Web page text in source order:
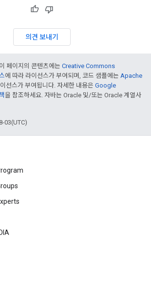
의견 보내기
페이지의 콘텐츠에는 Creative Commons
에 따라 라이선스가 부여되며, 코드 샘플에는 Apache
선스가 부여됩니다. 자세한 내용은 Google
을 참조하세요. 자바는 Oracle 및/또는 Oracle 계열사
03(UTC)